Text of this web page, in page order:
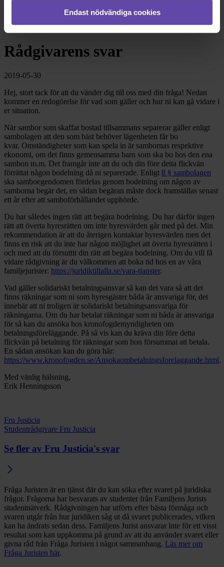
Endast nödvändiga cookies
Dela fråga
Rådgivarens svar
2019-05-30
Hej, stort tack för att du vänder dig till oss med din fråga! Nedan
kommer en redogörelse för vad som gäller och hur ni kan gå vidare i
er situation.
När sambor som skaffat bostad tillsammans separerar gäller enligt
sambolagen att den som bäst behöver lägenheten får bo
kvar. Omständigheter som kan spela in är sambornas respektive
ekonomi, om det finns gemensamma barn som ska bo hos den ena
sambon m.m. Det framgår inte att du och din före detta flickvän
förrättat någon bodelning då ni separerade. Enligt 8 § sambolagen
ska samboegendomen fördelas genom bodelning om någon av
samborna begär det, en sådan begäran måste dock framställas senast
ett år efter att samboförhållandet upphörde.
Du har således ingen rätt att begära bodelning. Du har därför ingen
rätt att överta hyresrätten om inte hyresvärden går med på det. Min
rekommendation är att du återigen kontaktar hyresvärden men det
finns en risk att du inte har någon möjlighet att överta hyresrätten i
och med att du försuttit din rätt att begära bodelning. Om du vill få
vidare rådgivning är du välkommen att boka tid hos en av våra
familjejurister: https://juridiktillalla.se/vara-tjanster.
Vad gäller solidariskt betalningsansvar så kan det vara så att det
finns räkningar som ni som hyresgäster båda är ansvariga för, det
innebär att ni troligen är solidariskt betalningsansvariga för
räkningarna. Om du har betalat räkningar som ni båda är ansvariga
för så kan du ansöka hos kronofogdemyndigheten om
betalningsföreläggande. På så vis kan du kräva din före detta
flickvän på betalning för räkningar som hon försummat att betala.
En sådan ansökan kan du göra här:
https://www.kronofogden.se/Ansokaombetalningsforelaggande.html.
Med vänlig hälsning,
Erik Henningsson
Fru Justicia
Studentrådgivare Fru Justicia
Se fler av Fru Justicia's svar
Fråga Juristen är en tjänst där du kan söka efter svaret på juridiska
frågor. Frågorna har besvarats av studenter från Familjens Jurists
studentnätverk. Rådgivningen har utförts efter bästa förmåga och
svaren utgår från hur juridiken såg ut då svaret publicerades, vilken
kan ha ändrats sedan dess. Familjens Jurist ansvarar inte för ett visst
resultat som kan uppkomma på grund av att du använder svaret eller
givna råd från Fråga Juristen i något sammanhang. Läs mer om
Fråga Juristen här.